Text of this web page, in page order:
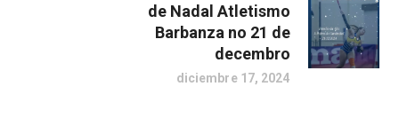
de Nadal Atletismo
Barbanza no 21 de
decembro
diciembre 17, 2024